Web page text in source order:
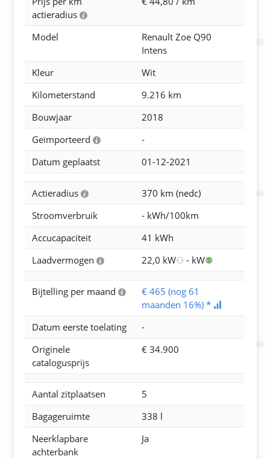
actieradius 
Model
Renault Zoe Q90
Intens
Kleur
Wit
Kilometerstand
9.216 km
Bouwjaar
2018
Geïmporteerd 
-
Datum geplaatst
01-12-2021
Actieradius 
370 km (nedc)
Stroomverbruik
-kWh/100km
Accucapaciteit
41 kWh
Laadvermogen  22,0 kW⚇ -kW⚉
Bijtelling per maand  € 465 (nog 61
maanden 16%) * 
Datum eerste toelating
-
Originele
catalogusprijs
€ 34.900
Aantal zitplaatsen
5
Bagageruimte
338 l
Neerklapbare
achterbank
Ja